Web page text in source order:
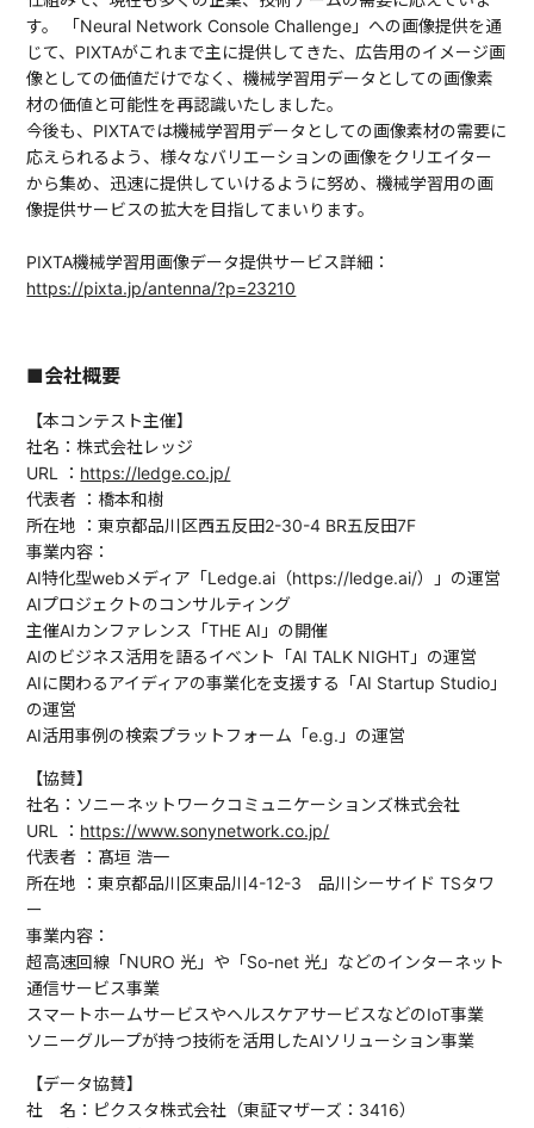
す。 「Neural Network Console Challenge」への画像提供を通
じて、PIXTAがこれまで主に提供してきた、広告用のイメージ画
像としての価値だけでなく、機械学習用データとしての画像素
材の価値と可能性を再認識いたしました。
今後も、PIXTAでは機械学習用データとしての画像素材の需要に
応えられるよう、様々なバリエーションの画像をクリエイター
から集め、迅速に提供していけるように努め、機械学習用の画
像提供サービスの拡大を目指してまいります。
PIXTA機械学習用画像データ提供サービス詳細：
https://pixta.jp/antenna/?p=23210
■会社概要
【本コンテスト主催】
社名：株式会社レッジ
URL ： https://ledge.co.jp/
代表者 ：橋本和樹
所在地 ：東京都品川区西五反田2-30-4 BR五反田7F
事業内容：
AI特化型webメディア「Ledge.ai（https://ledge.ai/）」の運営
AIプロジェクトのコンサルティング
主催AIカンファレンス「THE AI」の開催
AIのビジネス活用を語るイベント「AI TALK NIGHT」の運営
AIに関わるアイディアの事業化を支援する「AI Startup Studio」
の運営
AI活用事例の検索プラットフォーム「e.g.」の運営
【協賛】
社名：ソニーネットワークコミュニケーションズ株式会社
URL ： https://www.sonynetwork.co.jp/
代表者 ：髙垣 浩一
所在地 ：東京都品川区東品川4-12-3 品川シーサイド TSタワ
ー
事業内容：
超高速回線「NURO 光」や「So-net 光」などのインターネット
通信サービス事業
スマートホームサービスやヘルスケアサービスなどのIoT事業
ソニーグループが持つ技術を活用したAIソリューション事業
【データ協賛】
社 名：ピクスタ株式会社（東証マザーズ：3416）